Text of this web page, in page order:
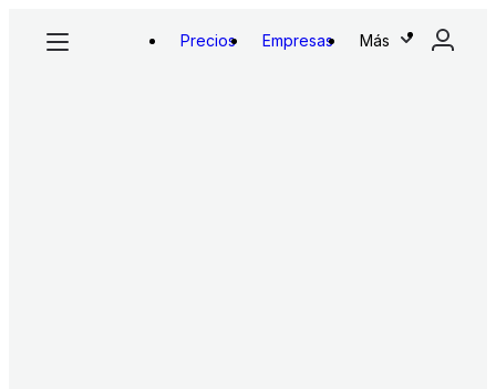
Precios Empresas Más